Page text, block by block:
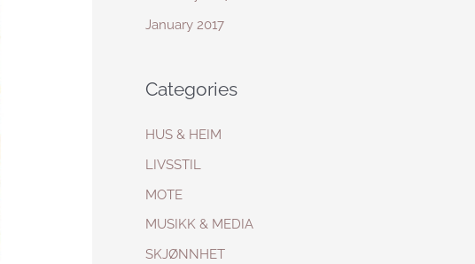
January 2017
Categories
HUS & HEIM
LIVSSTIL
MOTE
MUSIKK & MEDIA
SKJØNNHET